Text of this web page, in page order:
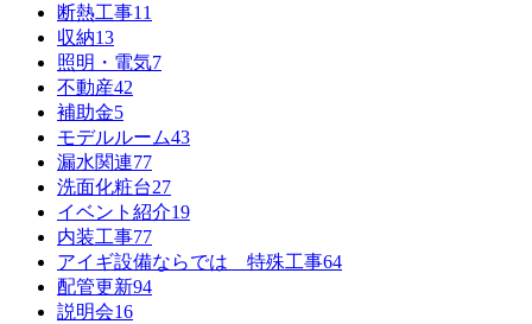
断熱工事11
収納13
照明・電気7
不動産42
補助金5
モデルルーム43
漏水関連77
洗面化粧台27
イベント紹介19
内装工事77
アイギ設備ならでは 特殊工事64
配管更新94
説明会16